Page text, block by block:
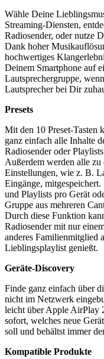
Wähle Deine
Streaming-Diensten,
Radiosender, oder nutze
Dank hoher
hochwertiges
Deinem Smartphone auf
Lautsprechergruppe,
Lautsprecher bei Dir
Presets
Mit den 10 Preset-Tasten
ganz einfach alle Inhalte
Radiosender oder
Außerdem werden alle
Einstellungen, wie z. B.
Eingänge,
und Playlists pro Gerät
Gruppe aus mehreren
Durch diese Funktion
Radiosender mit nur
anderes Familienmitglied
Lieblingsplaylist genießt.
Geräte-Discovery
Finde ganz einfach über
nicht im Netzwerk
leicht über Apple AirPlay
sofort, welches neue
soll und behältst immer
Kompatible Produkte